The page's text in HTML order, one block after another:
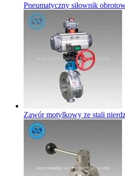
Pneumatyczny siłownik
Zawór motylkowy ze stali